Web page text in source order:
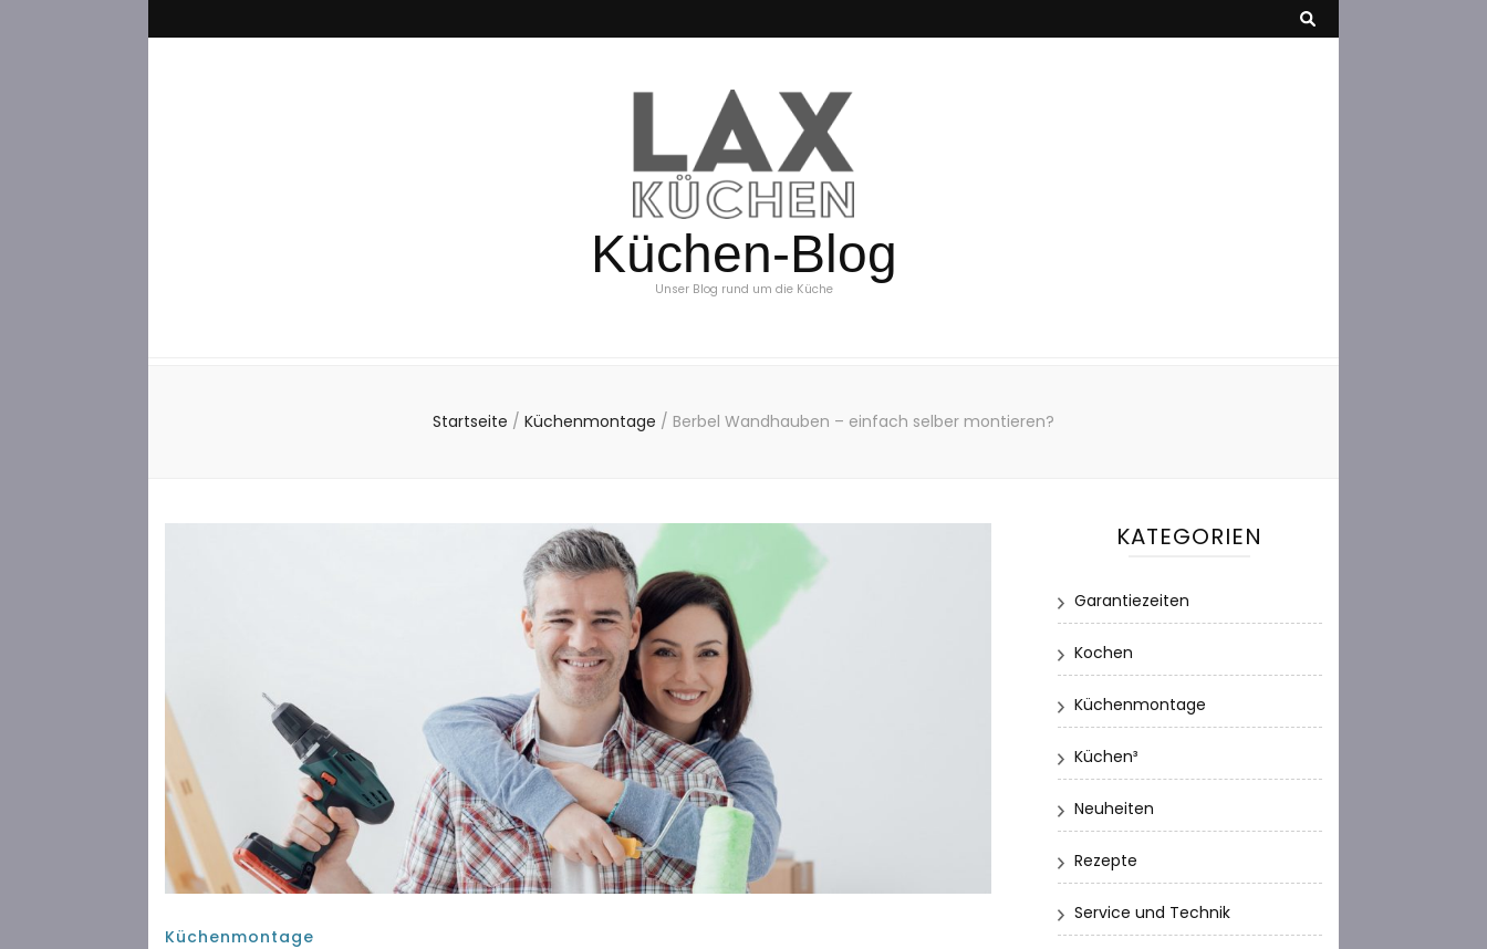
Küchen-Blog
Unser Blog rund um die Küche
Startseite / Küchenmontage / Berbel Wandhauben – einfach selber montieren?
Küchenmontage
KATEGORIEN
Garantiezeiten
Kochen
Küchenmontage
Küchen³
Neuheiten
Rezepte
Service und Technik